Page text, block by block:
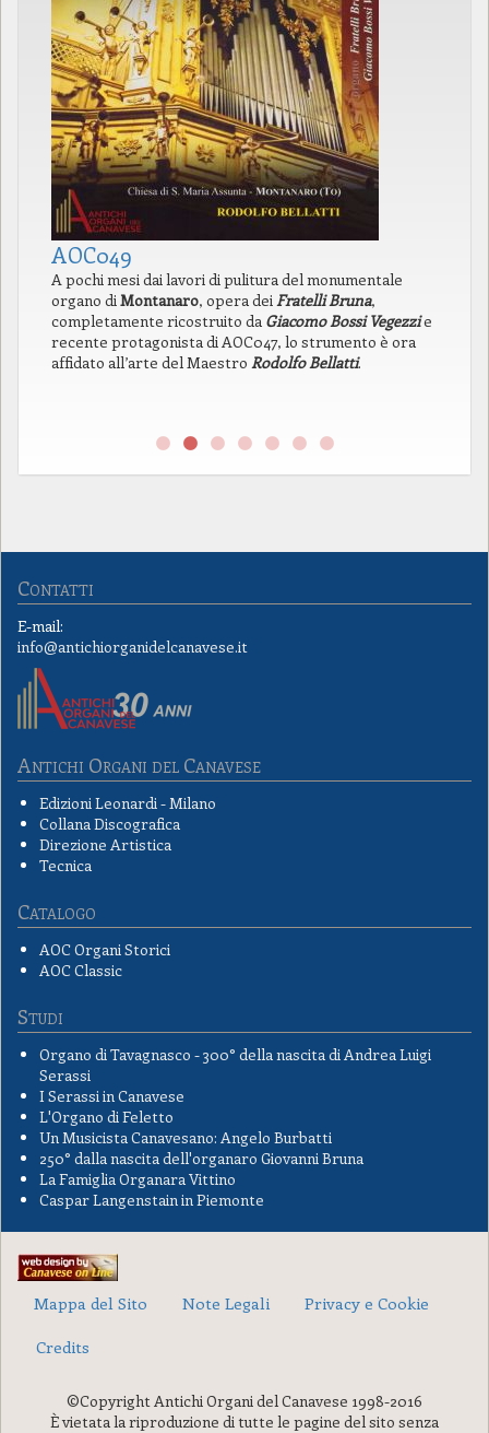
AOC049
A pochi mesi dai lavori di pulitura del monumentale
organo diMontanaro, opera deiFratelli Bruna,
completamente ricostruito da Giacomo Bossi Vegezzie
recente protagonista di AOC047, lo strumento è ora
affidato all’arte del Maestro Rodolfo Bellatti.
Contatti
E-mail:
info@antichiorganidelcanavese.it
Antichi Organi del Canavese
Edizioni Leonardi - Milano
Collana Discografica
Direzione Artistica
Tecnica
Catalogo
AOC Organi Storici
AOC Classic
Studi
Organo di Tavagnasco - 300° della nascita di Andrea Luigi
Serassi
I Serassi in Canavese
L'Organo di Feletto
Un Musicista Canavesano: Angelo Burbatti
250° dalla nascita dell'organaro Giovanni Bruna
La Famiglia Organara Vittino
Caspar Langenstain in Piemonte
Mappa del Sito Note Legali
Privacy e Cookie
Credits
©Copyright Antichi Organi del Canavese 1998-2016
È vietata la riproduzione di tutte le pagine del sito senza